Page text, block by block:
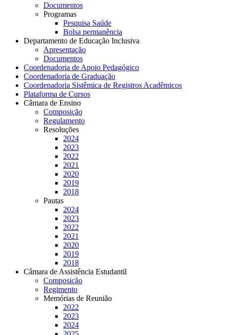
Documentos
Programas
Pesquisa Saúde
Bolsa permanência
Departamento de Educação Inclusiva
Apresentação
Documentos
Coordenadoria de Apoio Pedagógico
Coordenadoria de Graduação
Coordenadoria Sistêmica de Registros Acadêmicos
Plataforma de Cursos
Câmara de Ensino
Composição
Regulamento
Resoluções
2024
2023
2022
2021
2020
2019
2018
Pautas
2024
2023
2022
2021
2020
2019
2018
Câmara de Assistência Estudantil
Composição
Regimento
Memórias de Reunião
2022
2023
2024